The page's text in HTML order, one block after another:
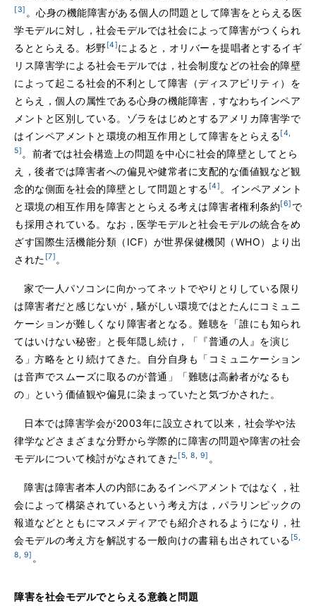
[3] 。心身の機能障害がある個人の問題として障害をとらえる医
学モデルに対し，社会モデルでは社会によって障害がつくられ
るととらえる。杉野 [4] によると，オリバーを提唱者とするイギ
リス障害学による社会モデルでは，社会制度などの社会的障壁
によって起こる社会的不利として障害（ディスアビリティ）を
とらえ，個人の属性である心身の機能障害，すなわちインペア
メントと区別している。ゾラをはじめとするアメリカ障害学で
はインペアメントと環境の相互作用として障害をとらえる [4,
5] 。前者では社会構造上の問題を中心に社会的障壁としてとら
え，後者では障害者への偏見や健常者に支配的な価値観など観
念的な側面を社会的障壁として問題とする [4] 。インペアメント
と環境の相互作用を障害ととらえる考えは障害者権利条約 [6] で
も採用されている。なお，医学モデルと社会モデルの統合をめ
ざす国際生活機能分類（ICF）が世界保健機関（WHO）より出
された [7] 。
家で一人パソコンに向かってネットでやりとりしている限り
は障害者だと感じないが，騒がしい環境ではとたんにコミュニ
ケーションが難しくなり障害者となる。難聴を「誰にも知られ
てはいけない秘密」と長年隠し続け，「『普通の人』を演じ
る」方略をとり続けてきた。自分自身も「コミュニケーション
は音声でスムーズに取るのが普通」「難聴は高齢者がなるも
の」という価値観や偏見に染まっていたと気づかされた。
日本では障害学会が2003年に設立されて以来，社会学や法
律学などさまざまな分野から学際的に障害の問題や障害の社会
モデルについて検討がなされてきた [5, 8, 9] 。
障害は障害者本人の内部にあるインペアメントではなく，社
会によって構築されているという考え方は，パラリンピックの
報道などとともにマスメディアでも紹介されるようになり，社
会モデルの考え方を解説する一般向けの書籍も出されている [5,
8, 9] 。
障害を社会モデルでとらえる意義と問題